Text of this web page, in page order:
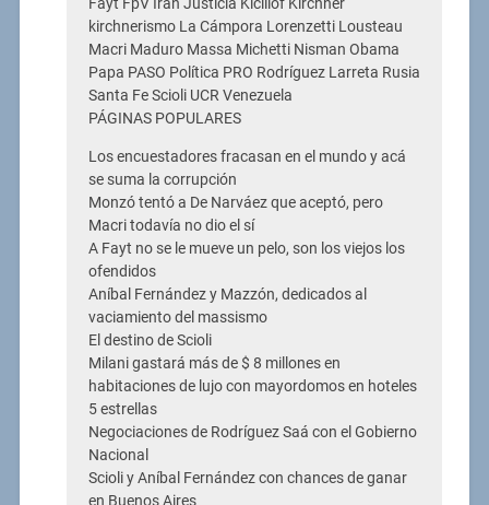
kirchnerismo La Cámpora Lorenzetti Lousteau
Macri Maduro Massa Michetti Nisman Obama
Papa PASO Política PRO Rodríguez Larreta Rusia
Santa Fe Scioli UCR Venezuela
PÁGINAS POPULARES
Los encuestadores fracasan en el mundo y acá
se suma la corrupción
Monzó tentó a De Narváez que aceptó, pero
Macri todavía no dio el sí
A Fayt no se le mueve un pelo, son los viejos los
ofendidos
Aníbal Fernández y Mazzón, dedicados al
vaciamiento del massismo
El destino de Scioli
Milani gastará más de $ 8 millones en
habitaciones de lujo con mayordomos en hoteles
5 estrellas
Negociaciones de Rodríguez Saá con el Gobierno
Nacional
Scioli y Aníbal Fernández con chances de ganar